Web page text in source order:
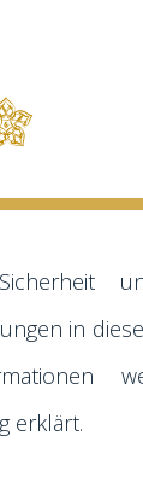
in
erklärt.